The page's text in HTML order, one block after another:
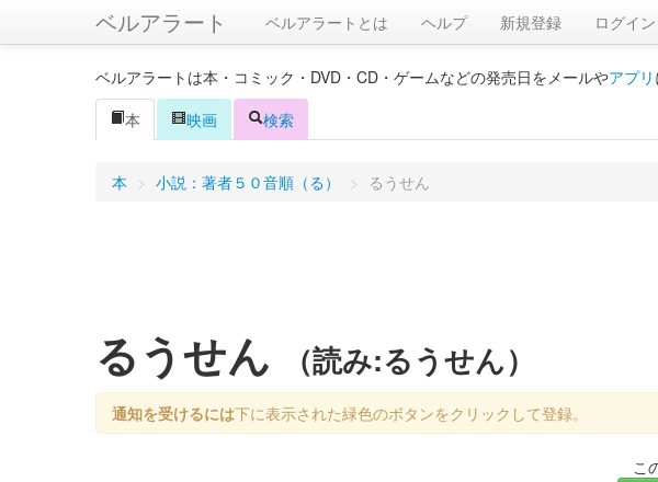
ベルアラート ベルアラートとは ヘルプ 新規登録 ログイン
ベルアラートは本・コミック・DVD・CD・ゲームなどの発売日をメールやアプリ
本
映画 検索
本 > 小説：著者５０音順（る） > るうせん
るうせん （読み:るうせん）
通知を受けるには下に表示された緑色のボタンをクリックして登録。
こ